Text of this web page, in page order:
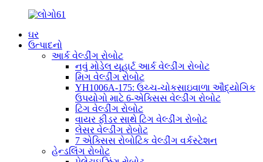
ઘર
ઉત્પાદનો
આર્ક વેલ્ડીંગ રોબોટ
નવું મોડેલ યૂહાર્ટ આર્ક વેલ્ડીંગ રોબોટ
મિગ વેલ્ડીંગ રોબોટ
YH1006A-175: ઉચ્ચ-ચોકસાઇવાળા ઔદ્યોગિક
ઉપયોગો માટે 6-એક્સિસ વેલ્ડીંગ રોબોટ
ટિગ વેલ્ડીંગ રોબોટ
વાયર ફીડર સાથે ટિગ વેલ્ડીંગ રોબોટ
લેસર વેલ્ડીંગ રોબોટ
7 એક્સિસ રોબોટિક વેલ્ડીંગ વર્કસ્ટેશન
હેન્ડલિંગ રોબોટ